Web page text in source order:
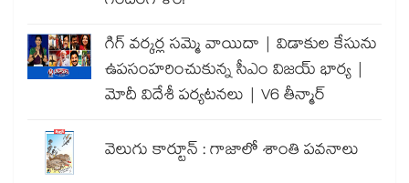
గిగ్ వర్కర్ల సమ్మె వాయిదా | విడాకుల కేసును
ఉపసంహరించుకున్న సీఎం విజయ్ భార్య |
మోదీ విదేశీ పర్యటనలు | V6 తీన్మార్
వెలుగు కార్టూన్ : గాజాలో శాంతి పవనాలు